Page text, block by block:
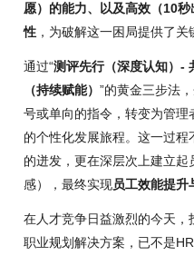
愿）的能力、以及高效（10
性 ，为破解这一困局提供了关
通过“测评先行（深度认知）-
（持续赋能）”的黄金三步法
号或单向的指令，转变为管
的个性化发展旅程。这一过
的迸发，更在深层次上建立
感），最终实现员工效能提升
在人才竞争日益激烈的今天
职业规划解决方案，已不是